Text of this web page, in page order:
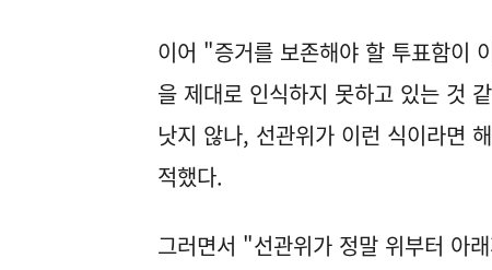
이어 "증거를 보존해야 할 투표함이
을 제대로 인식하지 못하고 있는 것
낫지 않나, 선관위가 이런 식이라면
적했다.
그러면서 "선관위가 정말 위부터 아